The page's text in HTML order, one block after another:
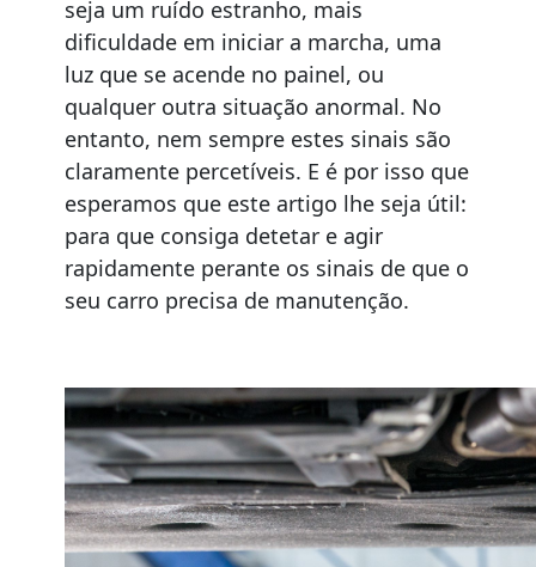
seja um ruído estranho, mais
dificuldade em iniciar a marcha, uma
luz que se acende no painel, ou
qualquer outra situação anormal. No
entanto, nem sempre estes sinais são
claramente percetíveis. E é por isso que
esperamos que este artigo lhe seja útil:
para que consiga detetar e agir
rapidamente perante os sinais de que o
seu carro precisa de manutenção.